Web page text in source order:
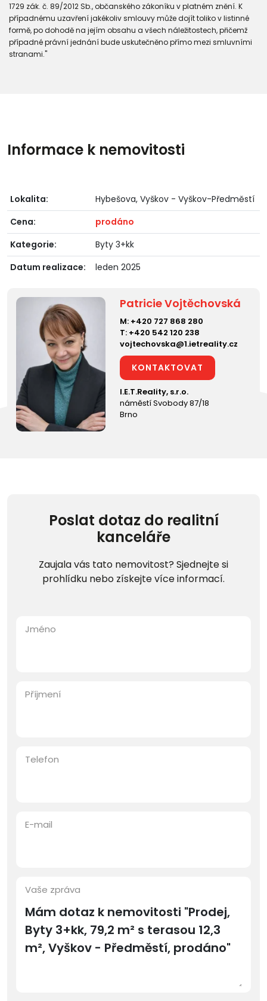
1729 zák. č. 89/2012 Sb., občanského zákoníku v platném znění. K
případnému uzavření jakékoliv smlouvy může dojít toliko v listinné
formě, po dohodě na jejím obsahu a všech náležitostech, přičemž
případné právní jednání bude uskutečněno přímo mezi smluvními
stranami."
Informace k nemovitosti
Lokalita:
Hybešova, Vyškov - Vyškov-Předměstí
Cena:
prodáno
Kategorie:
Byty 3+kk
Datum realizace:
leden 2025
Patricie Vojtěchovská
M: +420 727 868 280
T: +420 542 120 238
vojtechovska@1.ietreality.cz
KONTAKTOVAT
I.E.T.Reality, s.r.o.
náměstí Svobody 87/18
Brno
Poslat dotaz do realitní
kanceláře
Zaujala vás tato nemovitost? Sjednejte si
prohlídku nebo získejte více informací.
Jméno
Příjmení
Telefon
E-mail
Vaše zpráva